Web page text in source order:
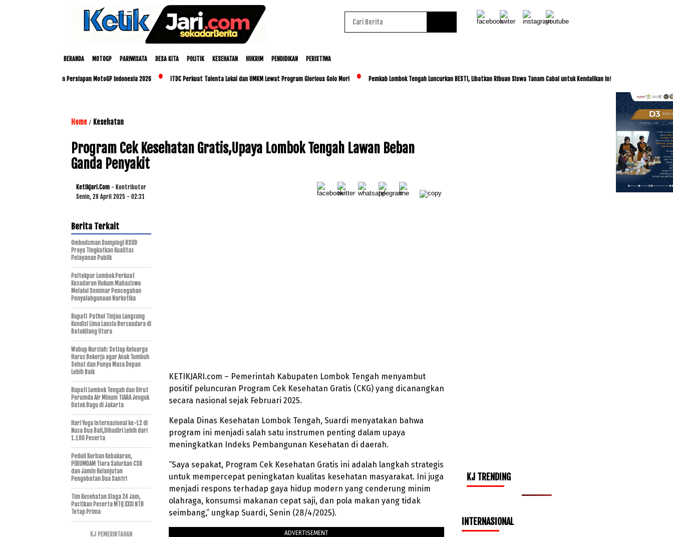
BERANDA MOTOGP PARIWISATA DESA KITA POLITIK KESEHATAN HUKRIM PENDIDIKAN PERISTIWA
NTB Matangkan Persiapan MotoGP Indonesia 2026 ITDC Perkuat Talenta Lokal dan UMKM Lewat Program Glorious Golo Mori Pemkab Lombok Tengah Luncurkan BESTI, Libatkan Ribuan Siswa Tanam Cabai untuk Kendalikan Inflasi
Home / Kesehatan
Program Cek Kesehatan Gratis,Upaya Lombok Tengah Lawan Beban
Ganda Penyakit
Ketikjari.com - Kontributor
Senin, 28 April 2025 - 02:31
KETIKJARI.com – Pemerintah Kabupaten Lombok Tengah menyambut
positif peluncuran Program Cek Kesehatan Gratis (CKG) yang dicanangkan
secara nasional sejak Februari 2025.
Kepala Dinas Kesehatan Lombok Tengah, Suardi menyatakan bahwa
program ini menjadi salah satu instrumen penting dalam upaya
meningkatkan Indeks Pembangunan Kesehatan di daerah.
“Saya sepakat, Program Cek Kesehatan Gratis ini adalah langkah strategis
untuk mempercepat peningkatan kualitas kesehatan masyarakat. Ini juga
menjadi respons terhadap gaya hidup modern yang cenderung minim
olahraga, konsumsi makanan cepat saji, dan pola makan yang tidak
seimbang,” ungkap Suardi, Senin (28/4/2025).
ADVERTISEMENT
Berita Terkait
Ombudsman Dampingi RSUD
Praya Tingkatkan Kualitas
Pelayanan Publik
Poltekpar Lombok Perkuat
Kesadaran Hukum Mahasiswa
Melalui Seminar Pencegahan
Penyalahgunaan Narkotika
Bupati Pathul Tinjau Langsung
Kondisi Lima Lansia Bersaudara di
Batukliang Utara
Wabup Nursiah: Setiap Keluarga
Harus Bekerja agar Anak Tumbuh
Sehat dan Punya Masa Depan
Lebih Baik
Bupati Lombok Tengah dan Dirut
Perumda Air Minum TIARA Jenguk
Datok Bagu di Jakarta
Hari Yoga Internasional ke-12 di
Nusa Dua Bali,Dihadiri Lebih dari
1.100 Peserta
Peduli Korban Kebakaran,
PERUMDAM Tiara Salurkan CSR
dan Jamin Kelanjutan
Pengobatan Dua Santri
Tim Kesehatan Siaga 24 Jam,
Pastikan Peserta MTQ XXXI NTB
Tetap Prima
KJ PEMERINTAHAN
KJ TRENDING
INTERNASIONAL